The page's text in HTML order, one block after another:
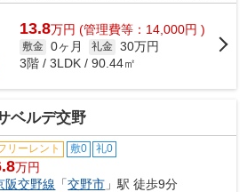
先に応...
13.8万円 (管理費等：14,000円 )
敷金 0ヶ月 礼金 30万円
3階 / 3LDK / 90.44㎡
ベルデ交野
リーレント 敷0 礼0
万円
阪交野線 「交野市 」駅 徒歩9分